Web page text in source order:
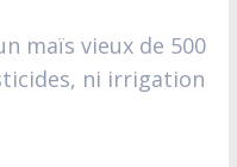
maïs vieux de 500
ni irrigation